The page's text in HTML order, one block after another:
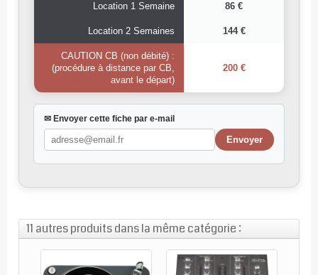
Location 1 Semaine 86 €
Location 2 Semaines 144 €
CAUTION CB (non débité) :
(procédure à distance par CB,
avant le départ)
200 €
✉ Envoyer cette fiche par e-mail
11 autres produits dans la même catégorie :